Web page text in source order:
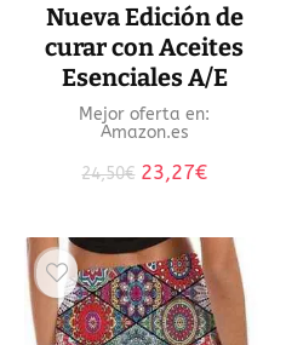
Nueva Edición de
curar con Aceites
Esenciales A/E
Mejor oferta en:
Amazon.es
24,50€ El
era:
24,50€.
23,27€El
es:
23,27€.